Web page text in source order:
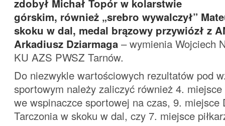
zdobył Michał Topór w kolarstwie
górskim, również „srebro wywalczył”
skoku w dal, medal brązowy przywiózł z
Arkadiusz Dziarmaga – wymienia Wojciech
KU AZS PWSZ Tarnów.
Do niezwykle wartościowych rezultatów pod
sportowym należy zaliczyć również 4.
we wspinaczce sportowej na czas, 9. miejsce
Tarczonia w skoku w dal, czy 7. miejsce